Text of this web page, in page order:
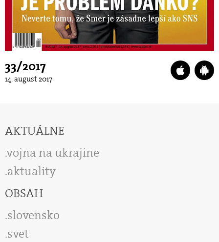
33/2017
14. august 2017
AKTUÁLNE
vojna na ukrajine
aktuality
OBSAH
slovensko
svet